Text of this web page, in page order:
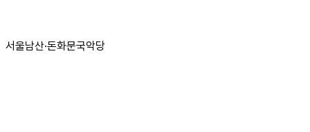
서울남산·돈화문국악당